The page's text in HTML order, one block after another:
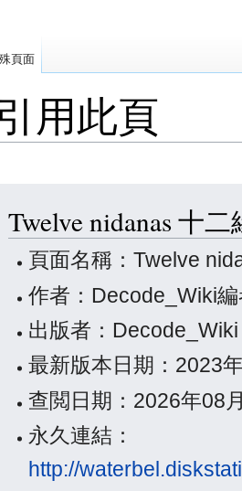
用此頁
Twelve nidanas 十
頁面名稱：Twelve
作者：Decode_Wiki
出版者：
最新版本日期：2023
查閲日期：2026年08
永久連結：
http://
頁面